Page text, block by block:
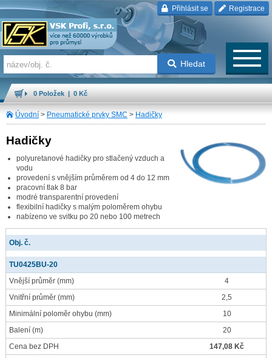
Přihlásit se Registrace
Hledat
0 Položek | 0 Kč
Úvodní > Pneumatické prvky SMC > Hadičky
Hadičky
polyuretanové hadičky pro stlačený vzduch a
vodu
provedení s vnějším průměrem od 4 do 12 mm
pracovní tlak 8 bar
modré transparentní provedení
flexibilní hadičky s malým poloměrem ohybu
nabízeno ve svitku po 20 nebo 100 metrech
Obj. č.
TU0425BU-20
Vnější průměr (mm)
4
Vnitřní průměr (mm)
2,5
Minimální poloměr ohybu (mm)
10
Balení (m)
20
Cena bez DPH
147,08 Kč